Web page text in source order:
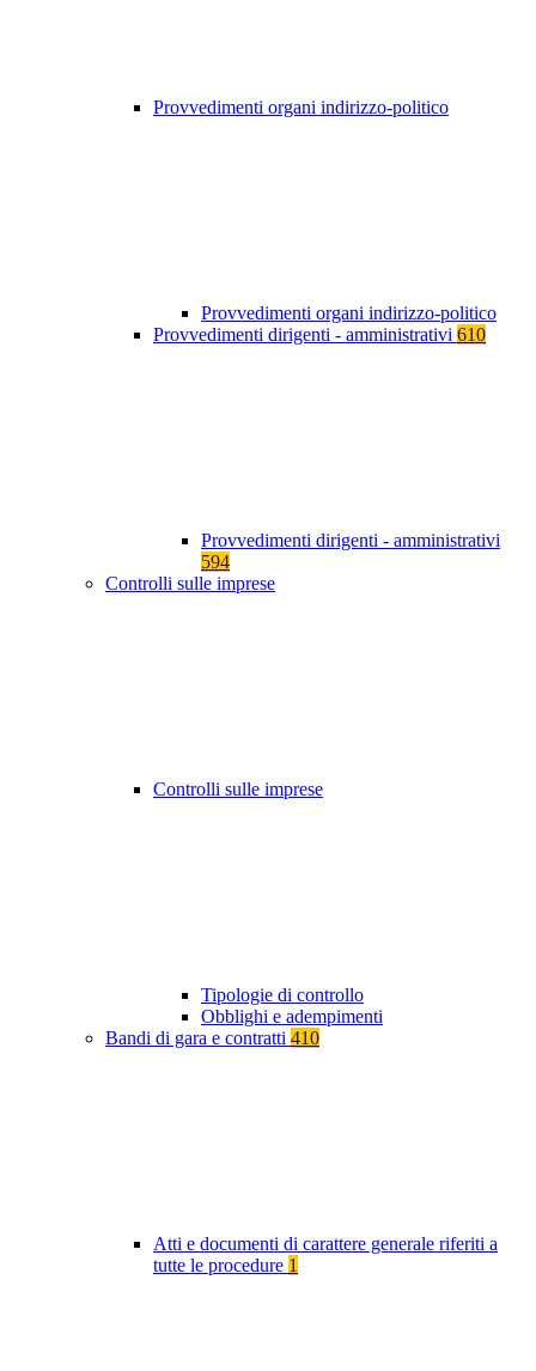
Provvedimenti organi indirizzo-politico
Provvedimenti organi indirizzo-politico
Provvedimenti dirigenti - amministrativi 610
Provvedimenti dirigenti - amministrativi
594
Controlli sulle imprese
Controlli sulle imprese
Tipologie di controllo
Obblighi e adempimenti
Bandi di gara e contratti 410
Atti e documenti di carattere generale riferiti a
tutte le procedure 1